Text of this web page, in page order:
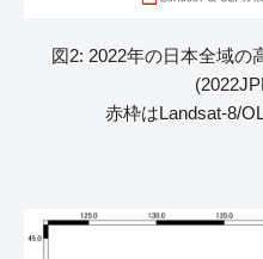
図2: 2022年の日本全域の
赤枠はLandsat-8/